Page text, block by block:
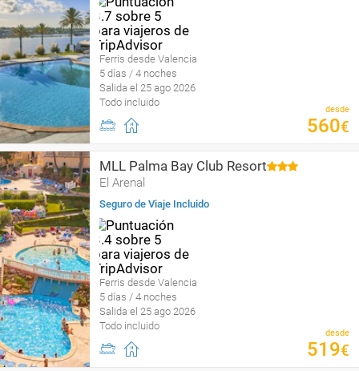
Ferris desde Valencia
5 días / 4 noches
Salida el 25 ago 2026
Todo incluido
desde
560€
MLL Palma Bay Club Resort
El Arenal
Seguro de Viaje Incluido
Ferris desde Valencia
5 días / 4 noches
Salida el 25 ago 2026
Todo incluido
desde
519€